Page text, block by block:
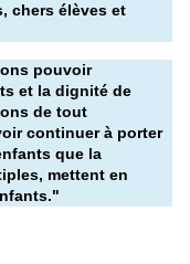
chers élèves et
pouvoir
et la dignité de
de tout
continuer à porter
que la
mettent en